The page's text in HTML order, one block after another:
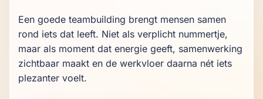
Een goede teambuilding brengt mensen samen
rond iets dat leeft. Niet als verplicht nummertje,
maar als moment dat energie geeft, samenwerking
zichtbaar maakt en de werkvloer daarna nét iets
plezanter voelt.